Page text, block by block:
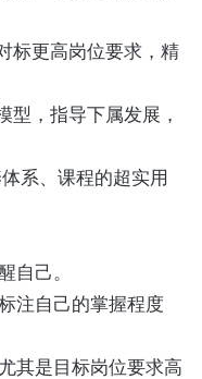
标更高岗位要求，精
型，指导下属发展，
系、课程的超实用
自己。
注自己的掌握程度
其是目标岗位要求高